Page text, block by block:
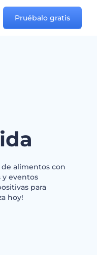
Pruébalo gratis
alimentos con
y eventos
para
hoy!